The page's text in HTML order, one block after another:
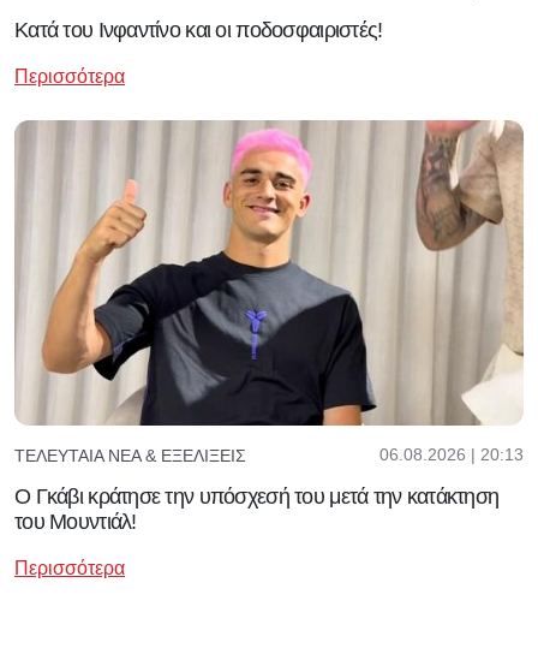
Κατά του Ινφαντίνο και οι ποδοσφαιριστές!
Περισσότερα
ΤΕΛΕΥΤΑΊΑ ΝΈΑ & ΕΞΕΛΊΞΕΙΣ 06.08.2026 | 20:13
Ο Γκάβι κράτησε την υπόσχεσή του μετά την κατάκτηση
του Μουντιάλ!
Περισσότερα